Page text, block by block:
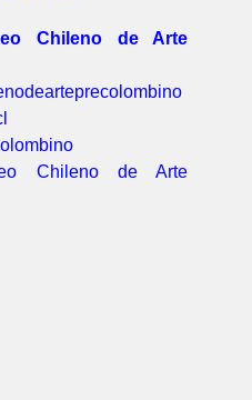
Chileno de Arte
Chileno de Arte